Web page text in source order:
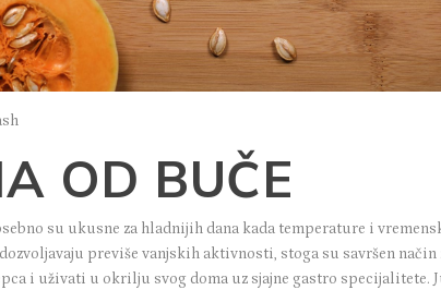
OD BUČE
su ukusne za hladnijih dana kada temperature i
previše vanjskih aktivnosti, stoga su savršen način
i uživati u okrilju svog doma uz sjajne gastro specijalitete.